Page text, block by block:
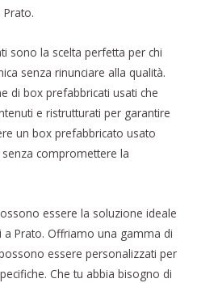
sono la scelta perfetta per chi
senza rinunciare alla qualità.
di box prefabbricati usati che
e ristrutturati per garantire
un box prefabbricato usato
compromettere la
essere la soluzione ideale
a Prato. Offriamo una gamma di
essere personalizzati per
Che tu abbia bisogno di